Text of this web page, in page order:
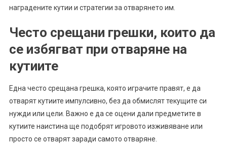
наградените кутии и стратегии за отварянето им.
Често срещани грешки, които да
се избягват при отваряне на
кутиите
Една често срещана грешка, която играчите правят, е да
отварят кутиите импулсивно, без да обмислят текущите си
нужди или цели. Важно е да се оцени дали предметите в
кутиите наистина ще подобрят игровото изживяване или
просто се отварят заради самото отваряне.